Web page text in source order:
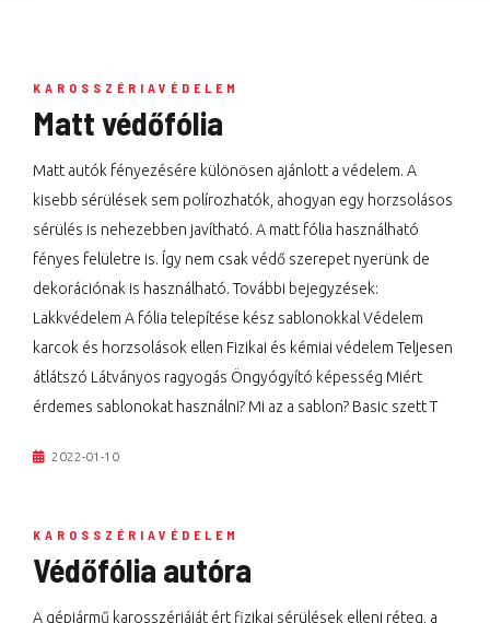
KAROSSZÉRIAVÉDELEM
Matt védőfólia
Matt autók fényezésére különösen ajánlott a védelem. A
kisebb sérülések sem polírozhatók, ahogyan egy horzsolásos
sérülés is nehezebben javítható. A matt fólia használható
fényes felületre is. Így nem csak védő szerepet nyerünk de
dekorációnak is használható. További bejegyzések:
Lakkvédelem A fólia telepítése kész sablonokkal Védelem
karcok és horzsolások ellen Fizikai és kémiai védelem Teljesen
átlátszó Látványos ragyogás Öngyógyító képesség Miért
érdemes sablonokat használni? Mi az a sablon? Basic szett T
2022-01-10
KAROSSZÉRIAVÉDELEM
Védőfólia autóra
A gépjármű karosszériáját ért fizikai sérülések elleni réteg, a